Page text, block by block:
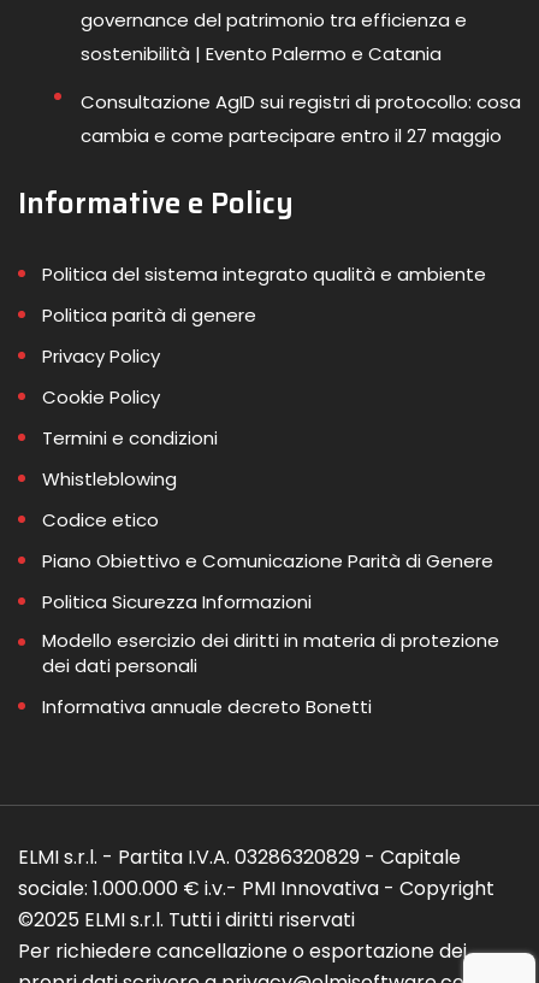
governance del patrimonio tra efficienza e
sostenibilità | Evento Palermo e Catania
Consultazione AgID sui registri di protocollo: cosa
cambia e come partecipare entro il 27 maggio
Informative e Policy
Politica del sistema integrato qualità e ambiente
Politica parità di genere
Privacy Policy
Cookie Policy
Termini e condizioni
Whistleblowing
Codice etico
Piano Obiettivo e Comunicazione Parità di Genere
Politica Sicurezza Informazioni
Modello esercizio dei diritti in materia di protezione
dei dati personali
Informativa annuale decreto Bonetti
ELMI s.r.l. - Partita I.V.A. 03286320829 - Capitale
sociale: 1.000.000 € i.v.- PMI Innovativa - Copyright
©2025 ELMI s.r.l. Tutti i diritti riservati
Per richiedere cancellazione o esportazione dei